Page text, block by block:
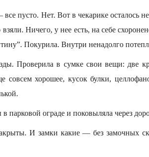
пусто. Нет. Вот в чекарике осталось
Ничего, у нее есть, на себе
Покурила. Внутри ненадолго
Проверила в сумке свои вещи: две
совсем хорошее, кусок булки,
парковой ограде и поковыляла через
И замки какие — без замочных